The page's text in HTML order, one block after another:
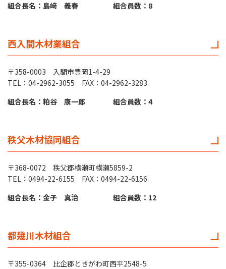
組合長名：島﨑 義春
組合員数：8
西入間木材業組合
〒358-0003 入間市豊岡1-4-29
TEL：04-2962-3055 FAX：04-2962-3283
組合長名：粕谷 康一郎
組合員数：4
秩父木材協同組合
〒368-0072 秩父郡横瀬町横瀬5859-2
TEL：0494-22-6155 FAX：0494-22-6156
組合長名：金子 真治
組合員数：12
都幾川木材組合
〒355-0364 比企郡ときがわ町西平2548-5